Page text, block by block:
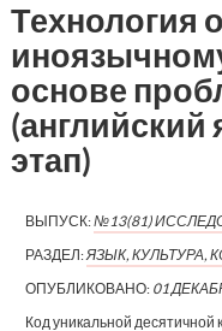
Технология
основе
(английский
этап)
ВЫПУСК:№13(81)
РАЗДЕЛ:ЯЗЫК, КУЛЬТУРА,
ОПУБЛИКОВАНО: 01
Код уникальной десятичной